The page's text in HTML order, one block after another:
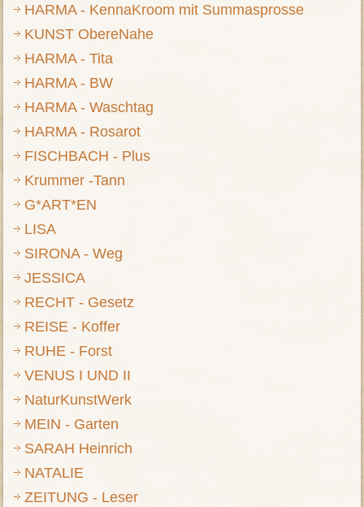
HARMA - KennaKroom mit Summasprosse
KUNST ObereNahe
HARMA - Tita
HARMA - BW
HARMA - Waschtag
HARMA - Rosarot
FISCHBACH - Plus
Krummer -Tann
G*ART*EN
LISA
SIRONA - Weg
JESSICA
RECHT - Gesetz
REISE - Koffer
RUHE - Forst
VENUS I UND II
NaturKunstWerk
MEIN - Garten
SARAH Heinrich
NATALIE
ZEITUNG - Leser